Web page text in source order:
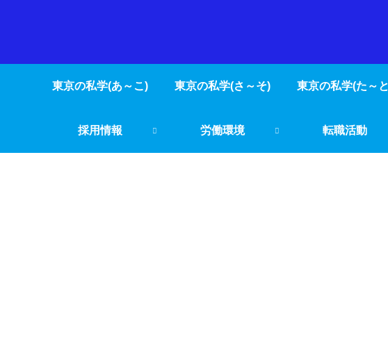
東京の私学(あ～こ) 東京の私学(さ～そ) 東京の私学(た～
採用情報 労働環境 転職活動